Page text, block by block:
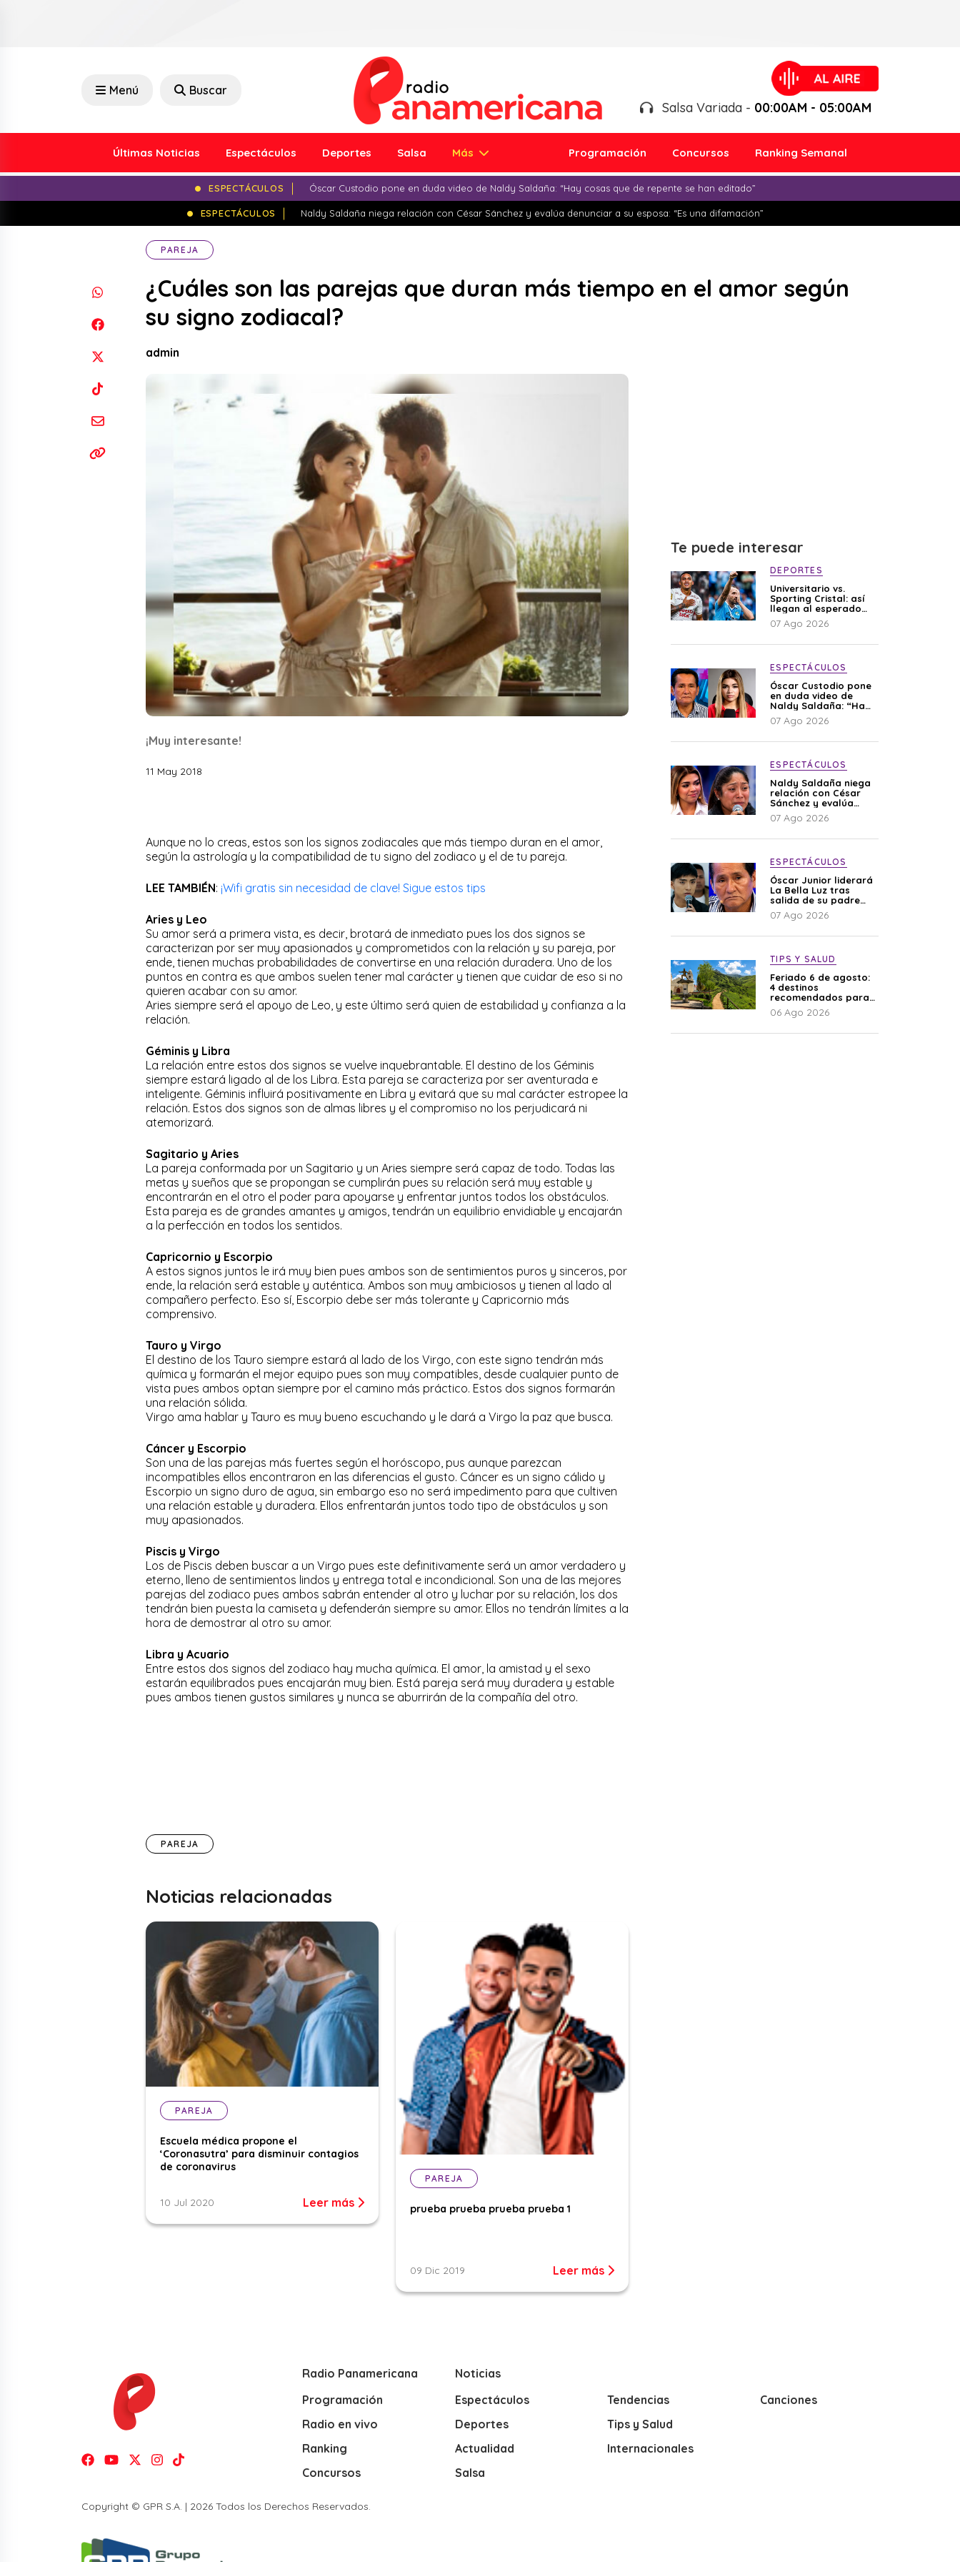
Menú Buscar
Salsa Variada - 00:00AM - 05:00AM
Últimas Noticias Espectáculos Deportes Salsa Más Programación Concursos Ranking Semanal
ESPECTÁCULOS Óscar Custodio pone en duda video de Naldy Saldaña: “Hay cosas que de repente se han editado”
ESPECTÁCULOS Naldy Saldaña niega relación con César Sánchez y evalúa denunciar a su esposa: “Es una difamación”
PAREJA
¿Cuáles son las parejas que duran más tiempo en el amor según
su signo zodiacal?
admin
¡Muy interesante!
11 May 2018
Aunque no lo creas, estos son los signos zodiacales que más tiempo duran en el amor,
según la astrología y la compatibilidad de tu signo del zodiaco y el de tu pareja.
LEE TAMBIÉN: ¡Wifi gratis sin necesidad de clave! Sigue estos tips
Aries y Leo
Su amor será a primera vista, es decir, brotará de inmediato pues los dos signos se
caracterizan por ser muy apasionados y comprometidos con la relación y su pareja, por
ende, tienen muchas probabilidades de convertirse en una relación duradera. Uno de los
puntos en contra es que ambos suelen tener mal carácter y tienen que cuidar de eso si no
quieren acabar con su amor.
Aries siempre será el apoyo de Leo, y este último será quien de estabilidad y confianza a la
relación.
Géminis y Libra
La relación entre estos dos signos se vuelve inquebrantable. El destino de los Géminis
siempre estará ligado al de los Libra. Esta pareja se caracteriza por ser aventurada e
inteligente. Géminis influirá positivamente en Libra y evitará que su mal carácter estropee la
relación. Estos dos signos son de almas libres y el compromiso no los perjudicará ni
atemorizará.
Sagitario y Aries
La pareja conformada por un Sagitario y un Aries siempre será capaz de todo. Todas las
metas y sueños que se propongan se cumplirán pues su relación será muy estable y
encontrarán en el otro el poder para apoyarse y enfrentar juntos todos los obstáculos.
Esta pareja es de grandes amantes y amigos, tendrán un equilibrio envidiable y encajarán
a la perfección en todos los sentidos.
Capricornio y Escorpio
A estos signos juntos le irá muy bien pues ambos son de sentimientos puros y sinceros, por
ende, la relación será estable y auténtica. Ambos son muy ambiciosos y tienen al lado al
compañero perfecto. Eso sí, Escorpio debe ser más tolerante y Capricornio más
comprensivo.
Tauro y Virgo
El destino de los Tauro siempre estará al lado de los Virgo, con este signo tendrán más
química y formarán el mejor equipo pues son muy compatibles, desde cualquier punto de
vista pues ambos optan siempre por el camino más práctico. Estos dos signos formarán
una relación sólida.
Virgo ama hablar y Tauro es muy bueno escuchando y le dará a Virgo la paz que busca.
Cáncer y Escorpio
Son una de las parejas más fuertes según el horóscopo, pus aunque parezcan
incompatibles ellos encontraron en las diferencias el gusto. Cáncer es un signo cálido y
Escorpio un signo duro de agua, sin embargo eso no será impedimento para que cultiven
una relación estable y duradera. Ellos enfrentarán juntos todo tipo de obstáculos y son
muy apasionados.
Piscis y Virgo
Los de Piscis deben buscar a un Virgo pues este definitivamente será un amor verdadero y
eterno, lleno de sentimientos lindos y entrega total e incondicional. Son una de las mejores
parejas del zodiaco pues ambos sabrán entender al otro y luchar por su relación, los dos
tendrán bien puesta la camiseta y defenderán siempre su amor. Ellos no tendrán límites a la
hora de demostrar al otro su amor.
Libra y Acuario
Entre estos dos signos del zodiaco hay mucha química. El amor, la amistad y el sexo
estarán equilibrados pues encajarán muy bien. Está pareja será muy duradera y estable
pues ambos tienen gustos similares y nunca se aburrirán de la compañía del otro.
PAREJA
Noticias relacionadas
PAREJA
Escuela médica propone el
‘Coronasutra’ para disminuir contagios
de coronavirus
10 Jul 2020 Leer más
PAREJA
prueba prueba prueba prueba 1
09 Dic 2019 Leer más
Te puede interesar
DEPORTES
Universitario vs.
Sporting Cristal: así
llegan al esperado
duelo
07 Ago 2026
ESPECTÁCULOS
Óscar Custodio pone
en duda video de
Naldy Saldaña: “Hay
cosas que de repente
se han editado”
07 Ago 2026
ESPECTÁCULOS
Naldy Saldaña niega
relación con César
Sánchez y evalúa
denunciar a su
esposa: “Es una
07 Ago 2026
ESPECTÁCULOS
Óscar Junior liderará
La Bella Luz tras
salida de su padre
por polémica con
Naldy Saldaña
07 Ago 2026
TIPS Y SALUD
Feriado 6 de agosto:
4 destinos
recomendados para
disfrutar el descanso
06 Ago 2026
Radio Panamericana
Programación
Radio en vivo
Ranking
Concursos
Noticias
Espectáculos
Deportes
Actualidad
Salsa
Tendencias
Tips y Salud
Internacionales
Canciones
Copyright © GPR S.A. | 2026 Todos los Derechos Reservados.